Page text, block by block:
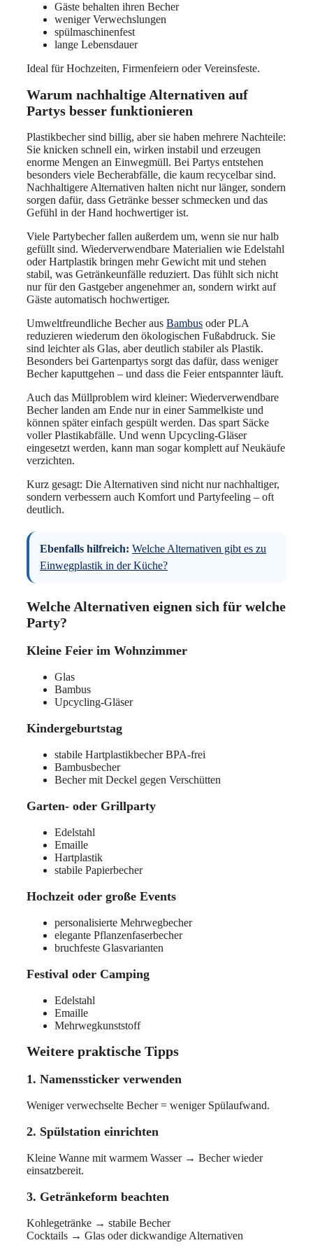
Gäste behalten ihren Becher
weniger Verwechslungen
spülmaschinenfest
lange Lebensdauer
Ideal für Hochzeiten, Firmenfeiern oder Vereinsfeste.
Warum nachhaltige Alternativen auf
Partys besser funktionieren
Plastikbecher sind billig, aber sie haben mehrere Nachteile:
Sie knicken schnell ein, wirken instabil und erzeugen
enorme Mengen an Einwegmüll. Bei Partys entstehen
besonders viele Becherabfälle, die kaum recycelbar sind.
Nachhaltigere Alternativen halten nicht nur länger, sondern
sorgen dafür, dass Getränke besser schmecken und das
Gefühl in der Hand hochwertiger ist.
Viele Partybecher fallen außerdem um, wenn sie nur halb
gefüllt sind. Wiederverwendbare Materialien wie Edelstahl
oder Hartplastik bringen mehr Gewicht mit und stehen
stabil, was Getränkeunfälle reduziert. Das fühlt sich nicht
nur für den Gastgeber angenehmer an, sondern wirkt auf
Gäste automatisch hochwertiger.
Umweltfreundliche Becher aus Bambus oder PLA
reduzieren wiederum den ökologischen Fußabdruck. Sie
sind leichter als Glas, aber deutlich stabiler als Plastik.
Besonders bei Gartenpartys sorgt das dafür, dass weniger
Becher kaputtgehen – und dass die Feier entspannter läuft.
Auch das Müllproblem wird kleiner: Wiederverwendbare
Becher landen am Ende nur in einer Sammelkiste und
können später einfach gespült werden. Das spart Säcke
voller Plastikabfälle. Und wenn Upcycling-Gläser
eingesetzt werden, kann man sogar komplett auf Neukäufe
verzichten.
Kurz gesagt: Die Alternativen sind nicht nur nachhaltiger,
sondern verbessern auch Komfort und Partyfeeling – oft
deutlich.
Ebenfalls hilfreich: Welche Alternativen gibt es zu
Einwegplastik in der Küche?
Welche Alternativen eignen sich für welche
Party?
Kleine Feier im Wohnzimmer
Glas
Bambus
Upcycling-Gläser
Kindergeburtstag
stabile Hartplastikbecher BPA-frei
Bambusbecher
Becher mit Deckel gegen Verschütten
Garten- oder Grillparty
Edelstahl
Emaille
Hartplastik
stabile Papierbecher
Hochzeit oder große Events
personalisierte Mehrwegbecher
elegante Pflanzenfaserbecher
bruchfeste Glasvarianten
Festival oder Camping
Edelstahl
Emaille
Mehrwegkunststoff
Weitere praktische Tipps
1. Namenssticker verwenden
Weniger verwechselte Becher = weniger Spülaufwand.
2. Spülstation einrichten
Kleine Wanne mit warmem Wasser → Becher wieder
einsatzbereit.
3. Getränkeform beachten
Kohlegetränke → stabile Becher
Cocktails → Glas oder dickwandige Alternativen